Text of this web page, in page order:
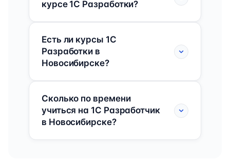
курсе 1C Разработки?
Есть ли курсы 1C
Разработки в
Новосибирске?
Сколько по времени
учиться на 1C Разработчик
в Новосибирске?